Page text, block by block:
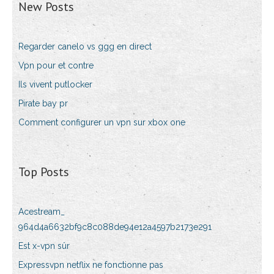
New Posts
Regarder canelo vs ggg en direct
Vpn pour et contre
Ils vivent putlocker
Pirate bay pr
Comment configurer un vpn sur xbox one
Top Posts
Acestream_
964d4a6632bf9c8c088de94e12a4597b2173e291
Est x-vpn sûr
Expressvpn netflix ne fonctionne pas